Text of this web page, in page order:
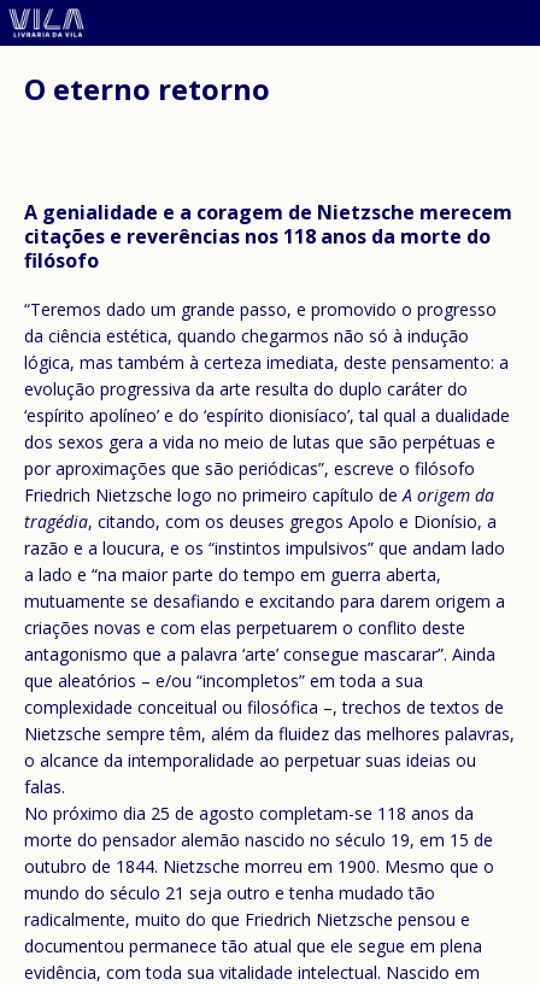
O eterno retorno
A genialidade e a coragem de Nietzsche merecem
citações e reverências nos 118 anos da morte do
filósofo
“Teremos dado um grande passo, e promovido o progresso
da ciência estética, quando chegarmos não só à indução
lógica, mas também à certeza imediata, deste pensamento: a
evolução progressiva da arte resulta do duplo caráter do
‘espírito apolíneo’ e do ‘espírito dionisíaco’, tal qual a dualidade
dos sexos gera a vida no meio de lutas que são perpétuas e
por aproximações que são periódicas”, escreve o filósofo
Friedrich Nietzsche logo no primeiro capítulo de A origem da
tragédia, citando, com os deuses gregos Apolo e Dionísio, a
razão e a loucura, e os “instintos impulsivos” que andam lado
a lado e “na maior parte do tempo em guerra aberta,
mutuamente se desafiando e excitando para darem origem a
criações novas e com elas perpetuarem o conflito deste
antagonismo que a palavra ‘arte’ consegue mascarar”. Ainda
que aleatórios – e/ou “incompletos” em toda a sua
complexidade conceitual ou filosófica –, trechos de textos de
Nietzsche sempre têm, além da fluidez das melhores palavras,
o alcance da intemporalidade ao perpetuar suas ideias ou
falas.
No próximo dia 25 de agosto completam-se 118 anos da
morte do pensador alemão nascido no século 19, em 15 de
outubro de 1844. Nietzsche morreu em 1900. Mesmo que o
mundo do século 21 seja outro e tenha mudado tão
radicalmente, muito do que Friedrich Nietzsche pensou e
documentou permanece tão atual que ele segue em plena
evidência, com toda sua vitalidade intelectual. Nascido em